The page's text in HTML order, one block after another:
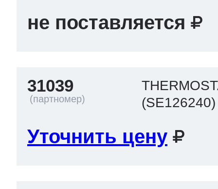
не поставляется
31039
(SE126240)
Уточнить цену